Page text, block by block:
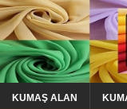
KUMAŞ ALAN